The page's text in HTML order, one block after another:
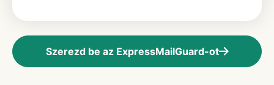
Szerezd be az ExpressMailGuard-ot